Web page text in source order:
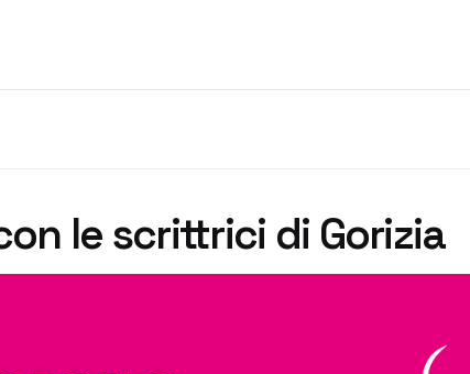
le scrittrici di Gorizia